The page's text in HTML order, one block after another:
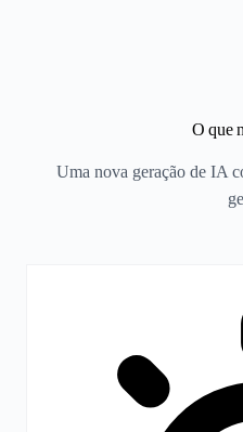
O que
Uma nova geração de IA